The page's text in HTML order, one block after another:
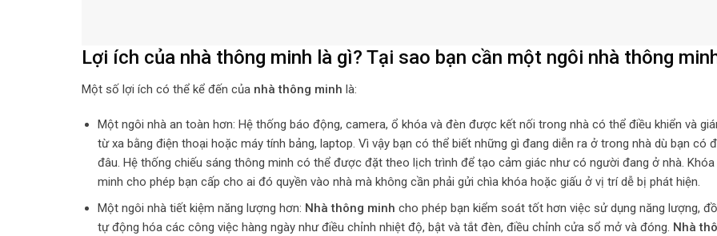
Lợi ích của nhà thông minh là gì? Tại sao bạn cần một ngôi nhà thông
Một số lợi ích có thể kể đến của nhà thông minh là:
Một ngôi nhà an toàn hơn: Hệ thống báo động, camera, ổ khóa và đèn được kết nối trong nhà có thể điều khiển và
từ xa bằng điện thoại hoặc máy tính bảng, laptop. Vì vậy bạn có thể biết những gì đang diễn ra ở trong nhà dù bạn có
đâu. Hệ thống chiếu sáng thông minh có thể được đặt theo lịch trình để tạo cảm giác như có người đang ở nhà.
minh cho phép bạn cấp cho ai đó quyền vào nhà mà không cần phải gửi chìa khóa hoặc giấu ở vị trí dễ bị phát hiện.
Một ngôi nhà tiết kiệm năng lượng hơn: Nhà thông minh cho phép bạn kiểm soát tốt hơn việc sử dụng năng lượng,
tự động hóa các công việc hàng ngày như điều chỉnh nhiệt độ, bật và tắt đèn, điều chỉnh cửa sổ mở và đóng. Nhà